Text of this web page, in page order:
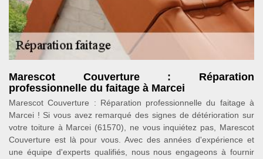
Marescot Couverture : Réparation
professionnelle du faitage à Marcei
Marescot Couverture : Réparation professionnelle du faitage à
Marcei ! Si vous avez remarqué des signes de détérioration sur
votre toiture à Marcei (61570), ne vous inquiétez pas, Marescot
Couverture est là pour vous. Avec des années d'expérience et
une équipe d'experts qualifiés, nous nous engageons à fournir